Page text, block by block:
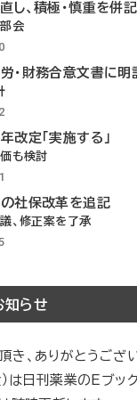
し、積極・慎重を併記
会
・財務合意文書に明
改定「実施する」
も検討
社保改革を追記
、修正案を了承
知らせ
き、ありがとうござ
）は日刊薬業のEブッ